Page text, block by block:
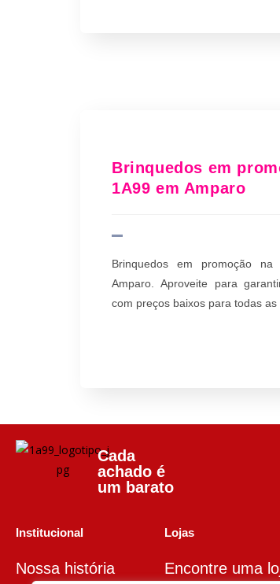
Brinquedos em
1A99 em Amparo
Brinquedos em promoção na
Amparo. Aproveite para
com preços baixos para todas as
Cada
achado é
um barato
Institucional
Nossa história
Lojas
Encontre uma